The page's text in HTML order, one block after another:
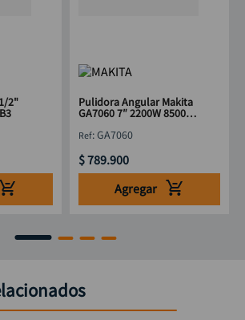
2" Pulidora Angular Makita
GA7060 7″ 2200W 8500
:GA7060
$789.900
Agregar